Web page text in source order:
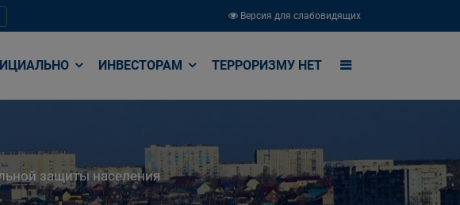
Версия для слабовидящих
ИНВЕСТОРАМ ТЕРРОРИЗМУ НЕТ
защиты населения